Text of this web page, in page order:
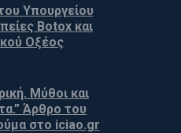
Υπουργείου
Botox και
Οξέος
Μύθοι και
Άρθρο του
στο iciao.gr